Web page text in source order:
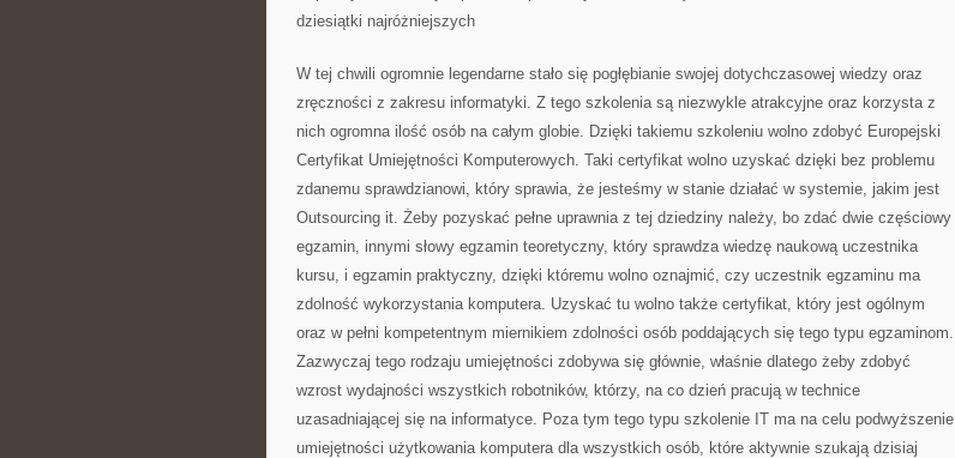
dziesiątki najróżniejszych
W tej chwili ogromnie legendarne stało się pogłębianie swojej dotychczasowej wiedzy oraz
zręczności z zakresu informatyki. Z tego szkolenia są niezwykle atrakcyjne oraz korzysta z
nich ogromna ilość osób na całym globie. Dzięki takiemu szkoleniu wolno zdobyć Europejski
Certyfikat Umiejętności Komputerowych. Taki certyfikat wolno uzyskać dzięki bez problemu
zdanemu sprawdzianowi, który sprawia, że jesteśmy w stanie działać w systemie, jakim jest
Outsourcing it. Żeby pozyskać pełne uprawnia z tej dziedziny należy, bo zdać dwie częściowy
egzamin, innymi słowy egzamin teoretyczny, który sprawdza wiedzę naukową uczestnika
kursu, i egzamin praktyczny, dzięki któremu wolno oznajmić, czy uczestnik egzaminu ma
zdolność wykorzystania komputera. Uzyskać tu wolno także certyfikat, który jest ogólnym
oraz w pełni kompetentnym miernikiem zdolności osób poddających się tego typu egzaminom.
Zazwyczaj tego rodzaju umiejętności zdobywa się głównie, właśnie dlatego żeby zdobyć
wzrost wydajności wszystkich robotników, którzy, na co dzień pracują w technice
uzasadniającej się na informatyce. Poza tym tego typu szkolenie IT ma na celu podwyższenie
umiejętności użytkowania komputera dla wszystkich osób, które aktywnie szukają dzisiaj